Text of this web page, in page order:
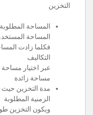
التخزين
المساحة
المساحة
فكلما زادت
التكاليف
عبر اختيار
مساحة زائدة
مدة التخزين
الزمنية المطلوبة
ويكون التخزين